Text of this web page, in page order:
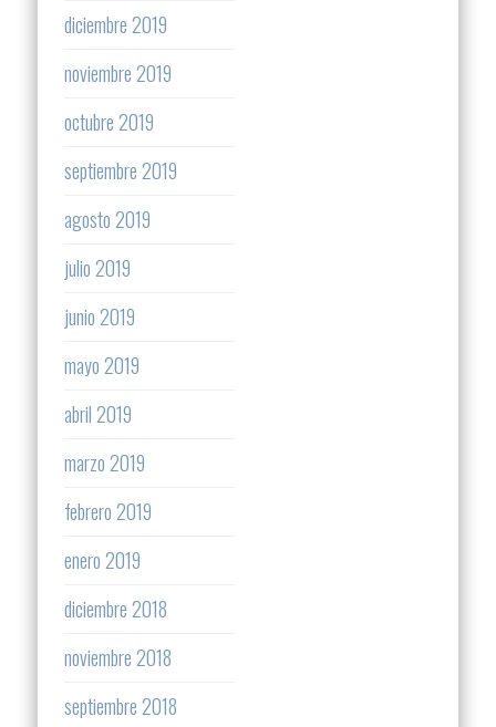
diciembre 2019
noviembre 2019
octubre 2019
septiembre 2019
agosto 2019
julio 2019
junio 2019
mayo 2019
abril 2019
marzo 2019
febrero 2019
enero 2019
diciembre 2018
noviembre 2018
septiembre 2018